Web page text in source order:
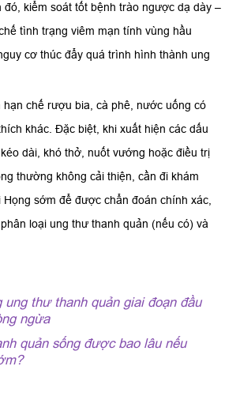
đó, kiểm soát tốt bệnh trào ngược dạ dày –
tình trạng viêm mạn tính vùng hầu
cơ thúc đẩy quá trình hình thành ung
hạn chế rượu bia, cà phê, nước uống có
khác. Đặc biệt, khi xuất hiện các dấu
dài, khó thở, nuốt vướng hoặc điều trị
thường không cải thiện, cần đi khám
Họng sớm để được chẩn đoán chính xác,
loại ung thư thanh quản (nếu có) và
ung thư thanh quản giai đoạn đầu
ngừa
quản sống được bao lâu nếu